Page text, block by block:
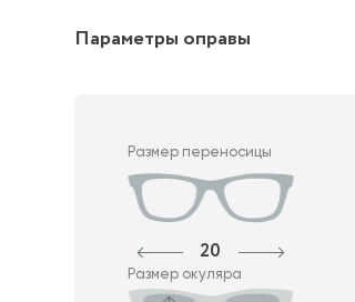
Параметры оправы
Размер переносицы
20
Размер окуляра